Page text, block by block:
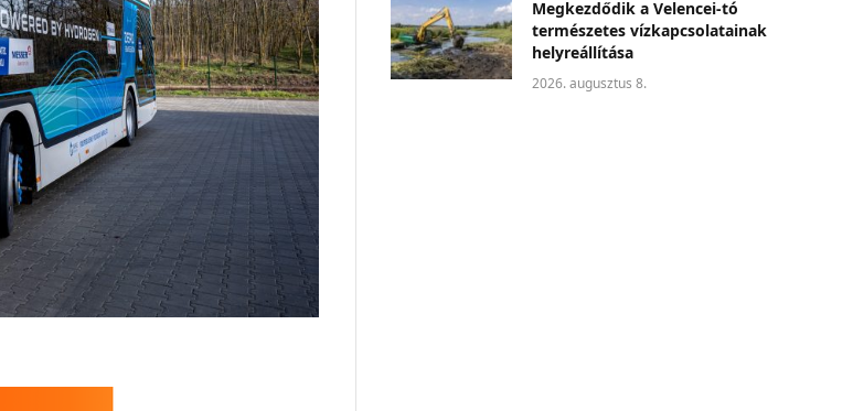
Megkezdődik a Velencei-tó
természetes vízkapcsolatainak
helyreállítása
2026. augusztus 8.